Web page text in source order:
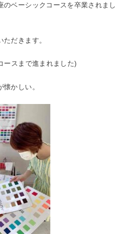
のベーシックコースを卒業されまし
だきます。
ースまで進まれました)
かしい。